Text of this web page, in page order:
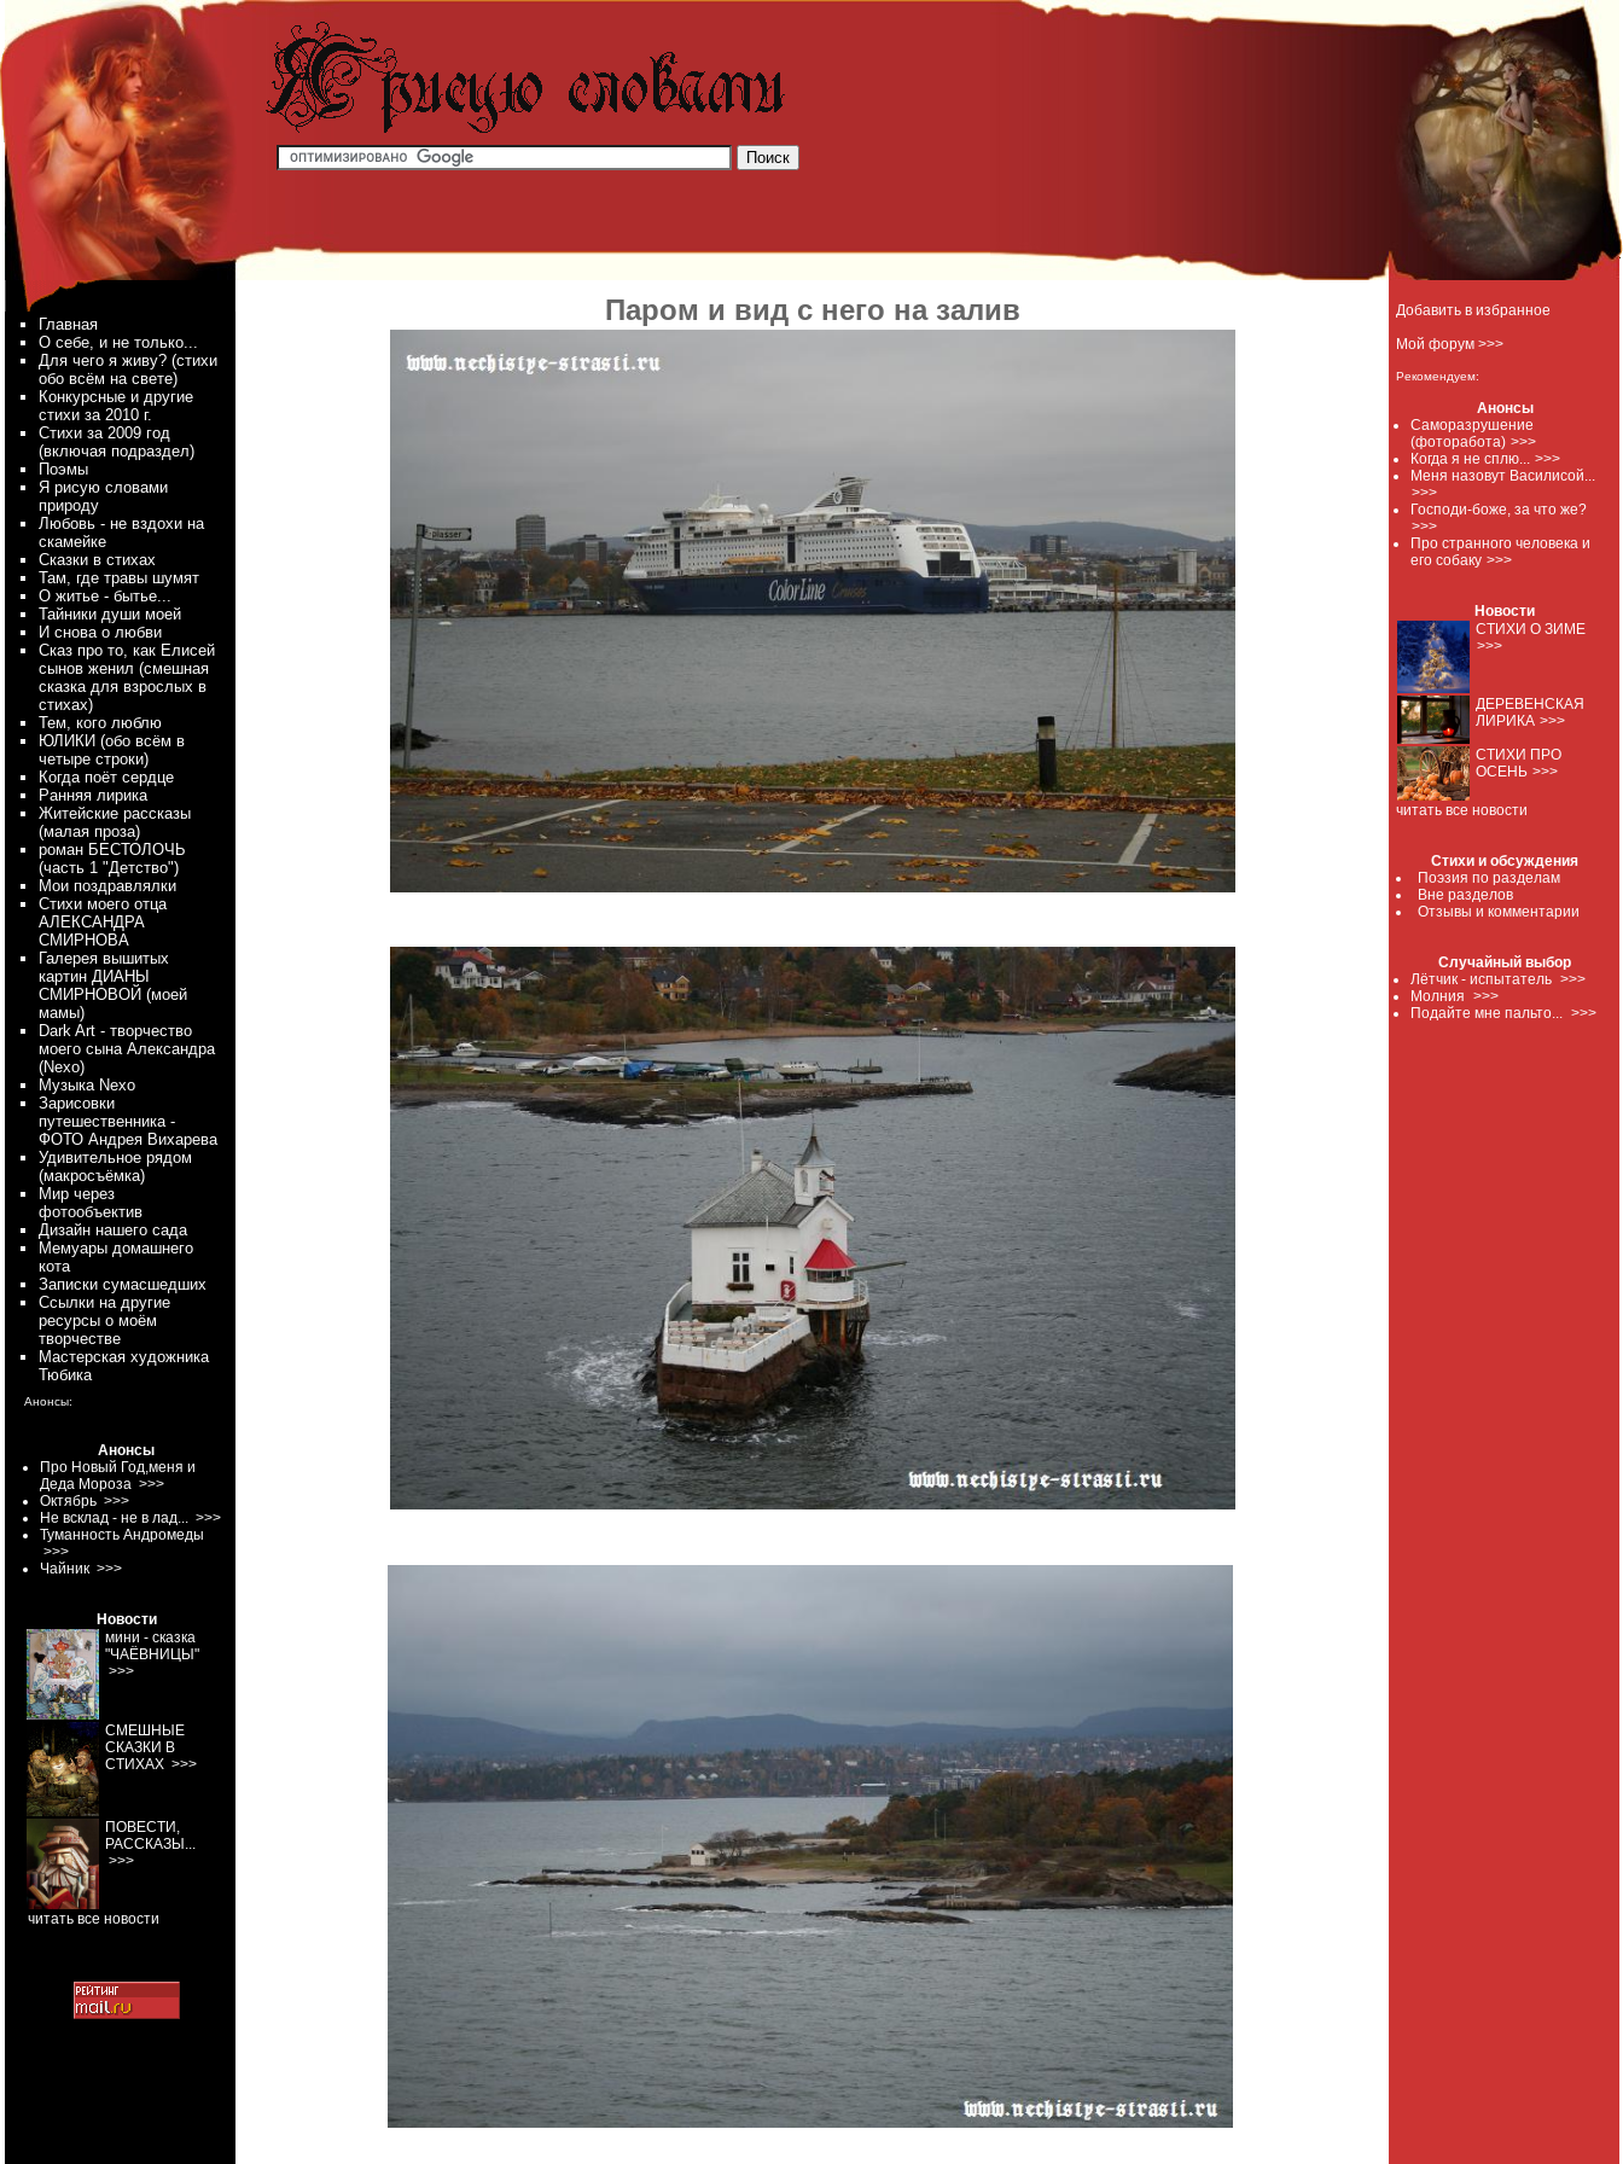
Добавить в избранное
Мой форум >>>
Рекомендуем:
Анонсы
Саморазрушение
(фоторабота) >>>
Когда я не сплю... >>>
Меня назовут Василисой...
>>>
Господи-боже, за что же?
>>>
Про странного человека и
его собаку >>>
Новости
СТИХИ О ЗИМЕ
>>>
ДЕРЕВЕНСКАЯ
ЛИРИКА >>>
СТИХИ ПРО
ОСЕНЬ >>>
читать все новости
Стихи и обсуждения
Поэзия по разделам
Вне разделов
Отзывы и комментарии
Случайный выбор
Лётчик - испытатель >>>
Молния >>>
Подайте мне пальто... >>>
Главная
О себе, и не только...
Для чего я живу? (стихи
обо всём на свете)
Конкурсные и другие
стихи за 2010 г.
Стихи за 2009 год
(включая подраздел)
Поэмы
Я рисую словами
природу
Любовь - не вздохи на
скамейке
Сказки в стихах
Там, где травы шумят
О житье - бытье...
Тайники души моей
И снова о любви
Сказ про то, как Елисей
сынов женил (смешная
сказка для взрослых в
стихах)
Тем, кого люблю
ЮЛИКИ (обо всём в
четыре строки)
Когда поёт сердце
Ранняя лирика
Житейские рассказы
(малая проза)
роман БЕСТОЛОЧЬ
(часть 1 "Детство")
Мои поздравлялки
Стихи моего отца
АЛЕКСАНДРА
СМИРНОВА
Галерея вышитых
картин ДИАНЫ
СМИРНОВОЙ (моей
мамы)
Dark Art - творчество
моего сына Александра
(Nexo)
Myзыка Nexo
Зарисовки
путешественника -
ФОТО Андрея Вихарева
Удивительное рядом
(макросъёмка)
Мир через
фотообъектив
Дизайн нашего сада
Мемуары домашнего
кота
Записки сумасшедших
Ссылки на другие
ресурсы о моём
творчестве
Мастерская художника
Тюбика
Анонсы:
Анонсы
Про Новый Год,меня и
Деда Мороза >>>
Октябрь >>>
Не всклад - не в лад... >>>
Туманность Андромеды
>>>
Чайник >>>
Новости
мини - сказка
"ЧАЁВНИЦЫ"
>>>
СМЕШНЫЕ
СКАЗКИ В
СТИХАХ >>>
ПОВЕСТИ,
РАССКАЗЫ...
>>>
читать все новости
Паром и вид с него на залив